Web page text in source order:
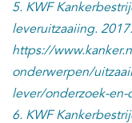
5. KWF
leveruitzaaiing.
https://
onderwerpen/
lever/onderzoek-en-
6. KWF